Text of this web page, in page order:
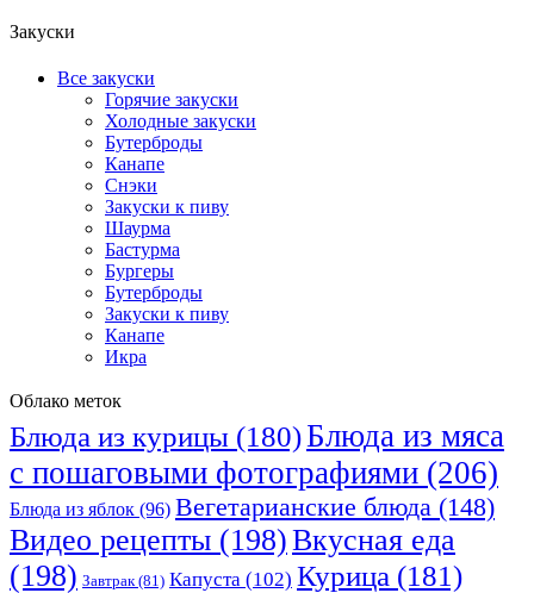
Закуски
Все закуски
Горячие закуски
Холодные закуски
Бутерброды
Канапе
Снэки
Закуски к пиву
Шаурма
Бастурма
Бургеры
Бутерброды
Закуски к пиву
Канапе
Икра
Облако меток
Блюда из курицы (180)Блюда из мяса
с пошаговыми фотографиями (206)
Блюда из яблок (96) Вегетарианские блюда (148)
Видео рецепты (198)Вкусная еда
(198) Завтрак(81) Капуста (102) Курица (181)